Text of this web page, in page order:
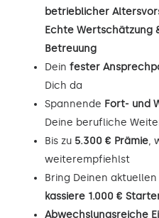
betrieblicher
Echte Wertschätzung
Betreuung
Dein fester
Dich da
Spannende Fort- und
Deine berufliche
Bis zu 5.300 € Prämie,
weiterempfiehlst
Bring Deinen aktuellen
kassiere 1.000 €
Abwechslungsreiche